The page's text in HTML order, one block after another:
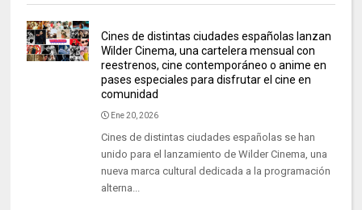
Cines de distintas ciudades españolas lanzan
Wilder Cinema, una cartelera mensual con
reestrenos, cine contemporáneo o anime en
pases especiales para disfrutar el cine en
comunidad
Ene 20, 2026
Cines de distintas ciudades españolas se han
unido para el lanzamiento de Wilder Cinema, una
nueva marca cultural dedicada a la programación
alterna...